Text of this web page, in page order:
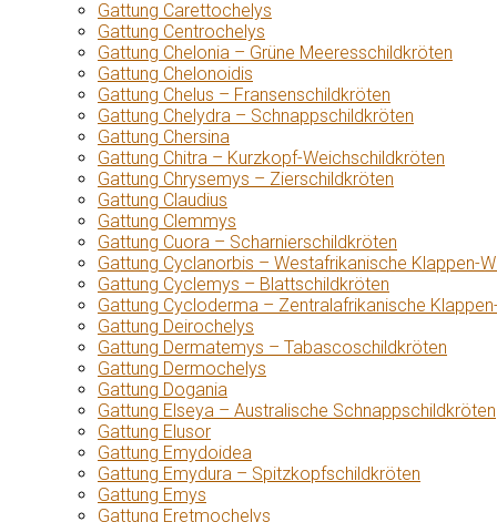
Gattung Carettochelys
Gattung Centrochelys
Gattung Chelonia – Grüne Meeresschildkröten
Gattung Chelonoidis
Gattung Chelus – Fransenschildkröten
Gattung Chelydra – Schnappschildkröten
Gattung Chersina
Gattung Chitra – Kurzkopf-Weichschildkröten
Gattung Chrysemys – Zierschildkröten
Gattung Claudius
Gattung Clemmys
Gattung Cuora – Scharnierschildkröten
Gattung Cyclanorbis – Westafrikanische Klappen-
Gattung Cyclemys – Blattschildkröten
Gattung Cycloderma – Zentralafrikanische
Gattung Deirochelys
Gattung Dermatemys – Tabascoschildkröten
Gattung Dermochelys
Gattung Dogania
Gattung Elseya – Australische Schnappschildkröten
Gattung Elusor
Gattung Emydoidea
Gattung Emydura – Spitzkopfschildkröten
Gattung Emys
Gattung Eretmochelys